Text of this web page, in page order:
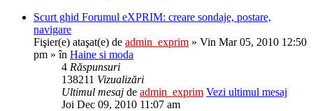
Scurt ghid Forumul eXPRIM: creare sondaje, postare,
navigare
Fişier(e) ataşat(e) de admin_exprim » Vin Mar 05, 2010 12:50
pm » în Haine si moda
4 Răspunsuri
138211 Vizualizări
Ultimul mesaj de admin_exprim Vezi ultimul mesaj
Joi Dec 09, 2010 11:07 am